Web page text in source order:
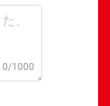
0/1000